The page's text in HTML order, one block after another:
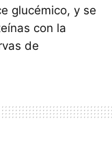
glucémico, y se
con la
de